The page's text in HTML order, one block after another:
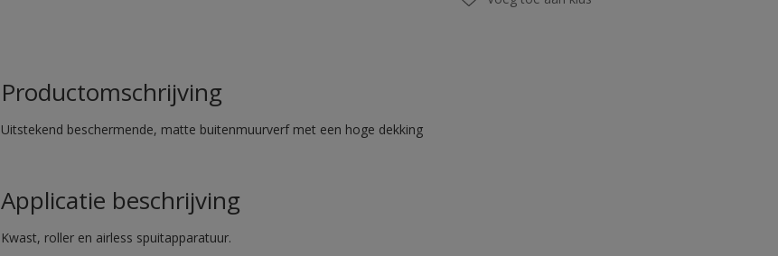
Productomschrijving
Uitstekend beschermende, matte buitenmuurverf met een hoge dekking
Applicatie beschrijving
Kwast, roller en airless spuitapparatuur.